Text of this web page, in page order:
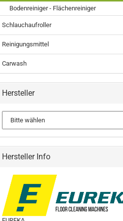
Bodenreiniger - Flächenreiniger
Schlauchaufroller
Reinigungsmittel
Carwash
Hersteller
Hersteller Info